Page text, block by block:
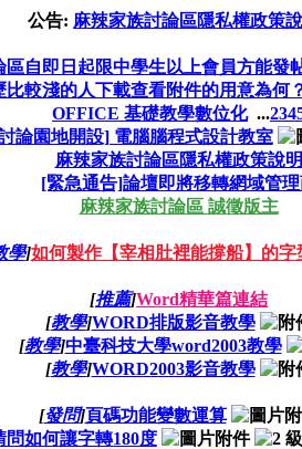
公告: 麻辣家族討論區隱私權政策
自即日起限中學生以上會員方能發
比較淺的人下載查看附件的用意為何
OFFICE 基礎教學數位化 ...234
論園地開設] 電腦腦程式設計教室
麻辣家族討論區隱私權政策說明
[緊急通告]論壇即將移轉網域管
麻辣家族討論區 誠徵版主
學]如何製作【宰相肚裡能撐船】的字
[推薦]Word精華篇連結
[教學]WORD排版影音教學
[教學]中臺科技大學word2003教學
[教學]WORD2003影音教學
[發問]頁碼功能變數運算
問如何讓字轉180度